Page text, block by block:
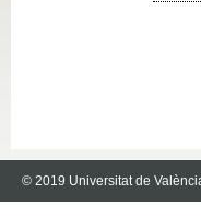
© 2019 Universitat de